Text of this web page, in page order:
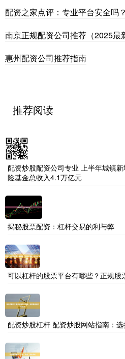
配资之家点评：专业平台安全吗
南京正规配资公司推荐（2025最
惠州配资公司推荐指南
推荐阅读
配资炒股配资公司专业 上半年城镇
险基金总收入4.1万亿元
揭秘股票配资：杠杆交易的利与弊
可以杠杆的股票平台有哪些？正规股
配资炒股杠杆 配资炒股网站指南：